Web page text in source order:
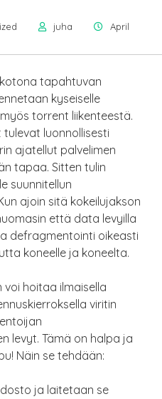
juha
April
tapahtuvan
kyseiselle
torrent liikenteestä.
luonnollisesti
ajatellut palvelimen
tapaa. Sitten tulin
suunnitellun
ajoin sitä kokeilujakson
että data levyilla
defragmentointi oikeasti
koneelle ja koneelta.
voi hoitaa ilmaisella
viritin
levyt. Tämä on halpa ja
Näin se tehdään:
ja laitetaan se